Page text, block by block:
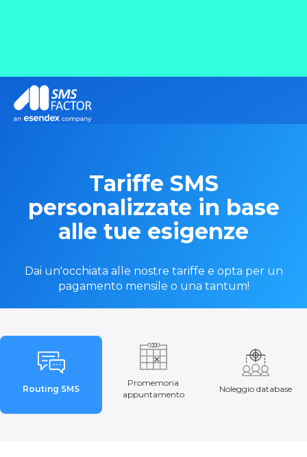
Tariffe SMS
personalizzate in base
alle tue esigenze
Dai un'occhiata alle nostre tariffe e opta per un
pagamento mensile o una tantum!
Routing SMS
Promemoria
appuntamento
Noleggio database